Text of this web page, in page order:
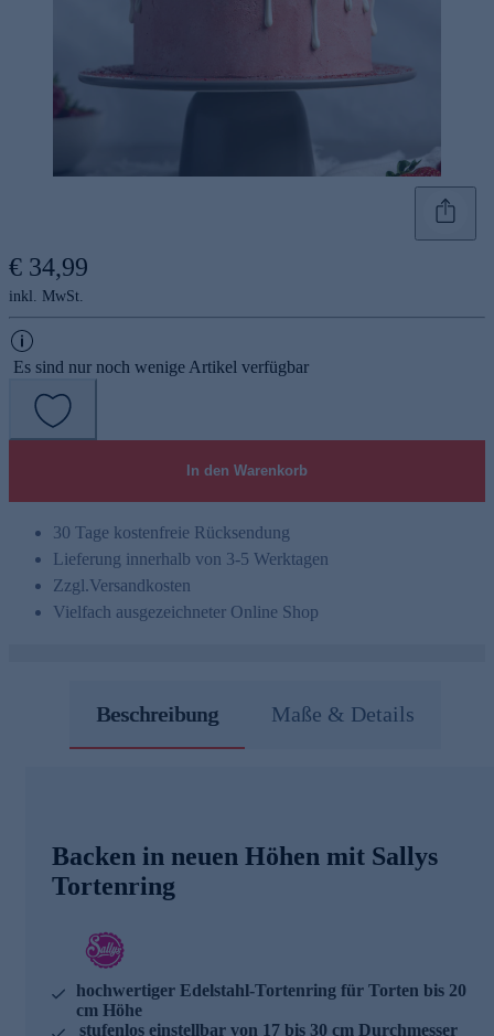
€ 34,99
inkl. MwSt.
Es sind nur noch wenige Artikel verfügbar
In den Warenkorb
30 Tage kostenfreie Rücksendung
Lieferung innerhalb von 3-5 Werktagen
Zzgl.Versandkosten
Vielfach ausgezeichneter Online Shop
Beschreibung Maße & Details
Backen in neuen Höhen mit Sallys
Tortenring
hochwertiger Edelstahl-Tortenring für Torten bis 20
cm Höhe
stufenlos einstellbar von 17 bis 30 cm Durchmesser